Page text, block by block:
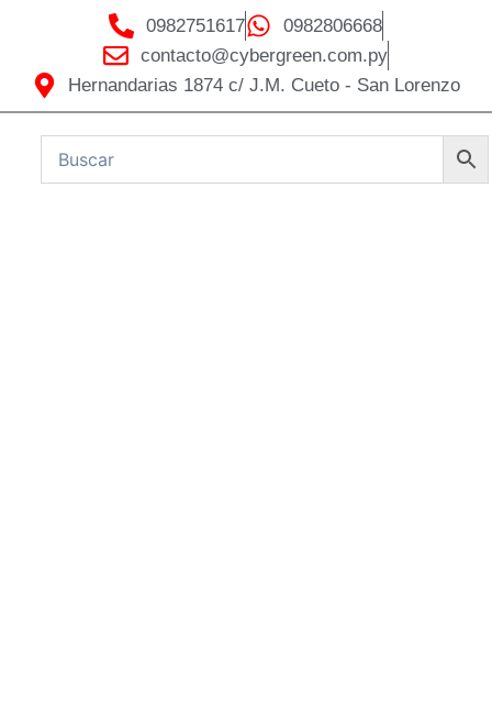
0982751617
0982806668
contacto@cybergreen.com.py
Hernandarias 1874 c/ J.M. Cueto - San Lorenzo